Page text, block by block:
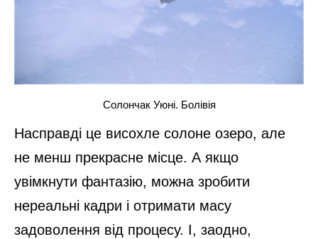
сезон їхати. Зелена природа, теплий океан
і неймовірно добрі, відкриті і позитивні
А от автори тревел шоу запропонували
всій список найкрасивіших місць:
1. Ісландія